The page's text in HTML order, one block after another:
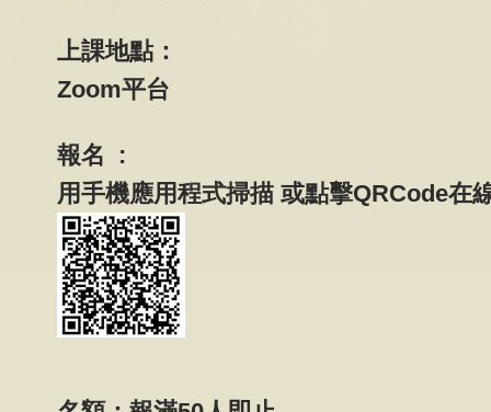
上課地點：
Zoom平台
報名 :
用手機應用程式掃描 或點擊QRCode在